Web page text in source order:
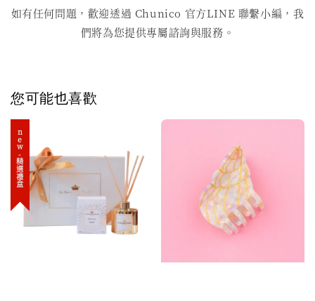
如有任何問題，歡迎透過 Chunico 官方LINE 聯繫小編，我
們將為您提供專屬諮詢與服務。
您可能也喜歡
new-精選禮盒